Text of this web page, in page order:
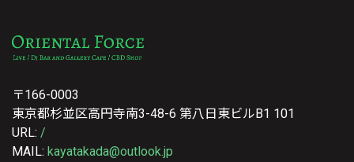
〒166-0003
東京都杉並区高円寺南3-48-6 第八日東ビルB1 101
URL: /
MAIL: kayatakada@outlook.jp